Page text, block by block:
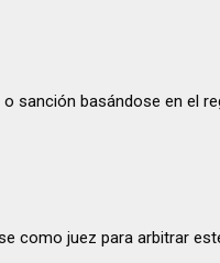
sanción basándose en el
como juez para arbitrar